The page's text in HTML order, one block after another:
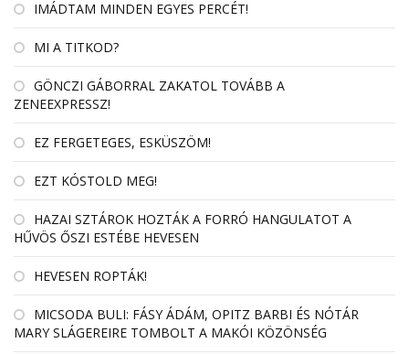
IMÁDTAM MINDEN EGYES PERCÉT!
MI A TITKOD?
GÖNCZI GÁBORRAL ZAKATOL TOVÁBB A
ZENEEXPRESSZ!
EZ FERGETEGES, ESKÜSZÖM!
EZT KÓSTOLD MEG!
HAZAI SZTÁROK HOZTÁK A FORRÓ HANGULATOT A
HŰVÖS ŐSZI ESTÉBE HEVESEN
HEVESEN ROPTÁK!
MICSODA BULI: FÁSY ÁDÁM, OPITZ BARBI ÉS NÓTÁR
MARY SLÁGEREIRE TOMBOLT A MAKÓI KÖZÖNSÉG